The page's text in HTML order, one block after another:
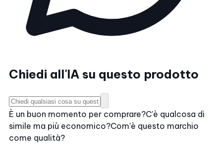
Chiedi all'IA su questo prodotto
È un buon momento per comprare?C'è qualcosa di
simile ma più economico?Com'è questo marchio
come qualità?